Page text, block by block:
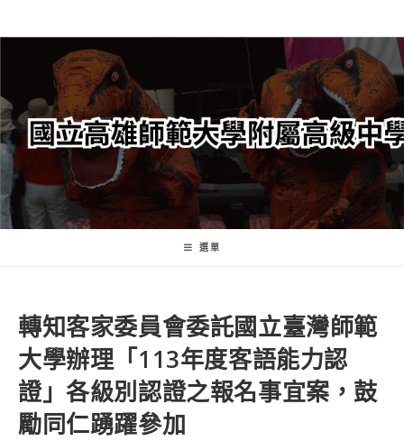
轉
要
內
容
選單
轉知客家委員會委託國立臺灣師範
大學辦理「113年度客語能力認
證」各級別認證之報名事宜案，鼓
勵同仁踴躍參加